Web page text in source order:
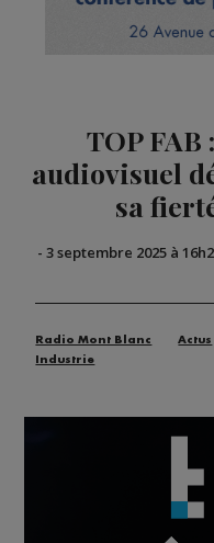
TOP
audiovisuel
sa
- 3 septembre 2025 à
Radio Mont Blanc
Actus
Industrie